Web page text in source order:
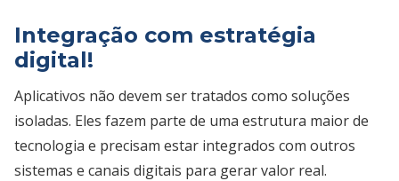
Integração com estratégia
digital!
Aplicativos não devem ser tratados como soluções
isoladas. Eles fazem parte de uma estrutura maior de
tecnologia e precisam estar integrados com outros
sistemas e canais digitais para gerar valor real.